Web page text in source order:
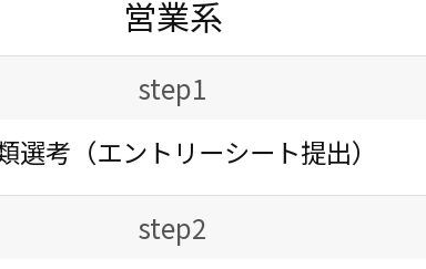
営業系
step1
選考（エントリーシート提出）
step2